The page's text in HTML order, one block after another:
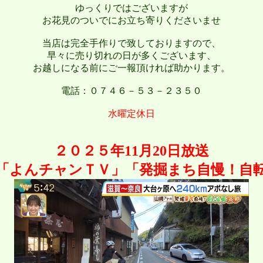
ゆっくりではございますが
お花見のついでにお立ち寄りくださいませ
当店は完全手作りで致しておりますので、
早々に売り切れの日が多くございます、
お越しになる前にご一報頂ければ助かります。
電話：０７４６－５３－２３５０
水曜定休日
２０２５年11月20日放送
よんチャンＴＶ」「発掘まち自慢！自